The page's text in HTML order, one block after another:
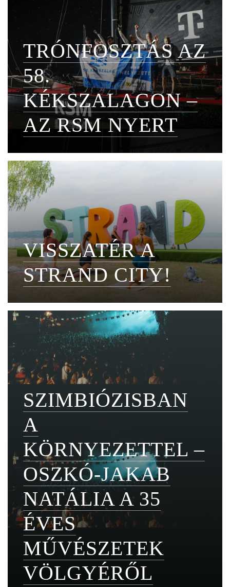
TRÓNFOSZTÁS AZ
58.
KÉKSZALAGON –
AZ RSM NYERT
VISSZATÉR A
STRAND CITY!
SZIMBIÓZISBAN
A
KÖRNYEZETTEL –
OSZKÓ-JAKAB
NATÁLIA A 35
ÉVES
MŰVÉSZETEK
VÖLGYÉRŐL